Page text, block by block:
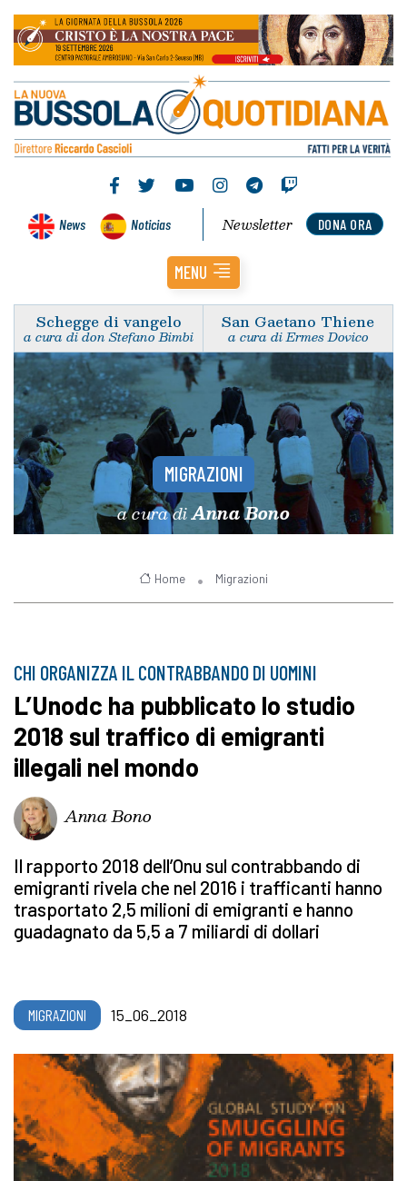
News Noticias DONA ORA
Newsletter
MENU
Schegge di vangelo
a cura di don Stefano Bimbi
San Gaetano Thiene
a cura di Ermes Dovico
MIGRAZIONI
a cura diAnna Bono
Home Migrazioni
CHI ORGANIZZA IL CONTRABBANDO DI UOMINI
L’Unodc ha pubblicato lo studio
2018 sul traffico di emigranti
illegali nel mondo
Anna Bono
Il rapporto 2018 dell’Onu sul contrabbando di
emigranti rivela che nel 2016 i trafficanti hanno
trasportato 2,5 milioni di emigranti e hanno
guadagnato da 5,5 a 7 miliardi di dollari
MIGRAZIONI 15_06_2018